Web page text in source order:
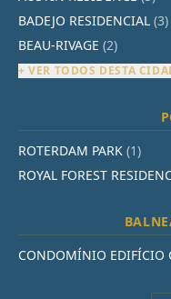
BADEJO RESIDENCIAL (3)
BEAU-RIVAGE (2)
+ VER TODOS DESTA
ROTERDAM PARK (1)
ROYAL FOREST
CONDOMÍNIO EDIFÍCIO